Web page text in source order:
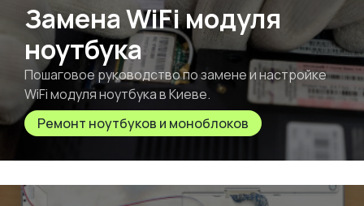
Замена WiFi модуля
ноутбука
Пошаговое руководство по замене и настройке
WiFi модуля ноутбука в Киеве.
Ремонт ноутбуков и моноблоков